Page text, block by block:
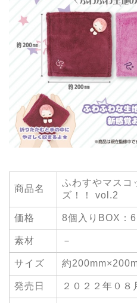
商品名
ふわすやマスコ
ズ！！ vol.2
価格 8個入りBOX：
素材 －
サイズ 約
発売日 ２０２２年０８